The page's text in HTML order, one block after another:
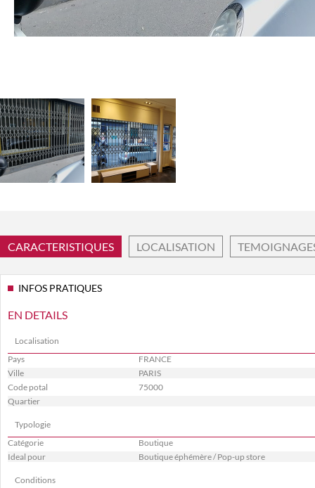
CARACTERISTIQUES LOCALISATION
INFOS PRATIQUES
EN DETAILS
Localisation
Pays
FRANCE
Ville
PARIS
Code potal
75000
Quartier
Typologie
Catégorie
Boutique
Ideal pour
Boutique éphémère / Pop-up store
Conditions